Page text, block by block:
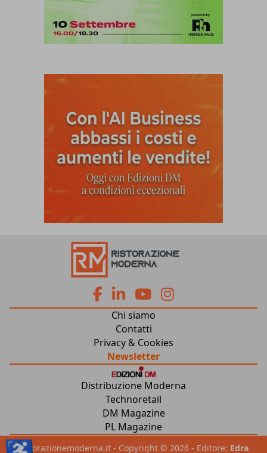
fa
fa-
facebook
fa
fa-
linkedin
fab
fa-
youtube
fab
Chi siamo
Contatti
Privacy & Cookies
Newsletter
Distribuzione Moderna
Technoretail
DM Magazine
PL Magazine
ristorazionemoderna.it - Copyright © 2026 - Editore: Edra